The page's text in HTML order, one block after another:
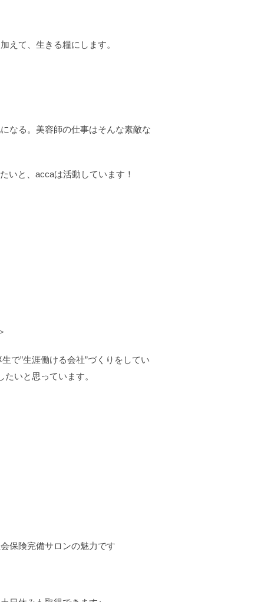
えて、生きる糧にします。
なる。美容師の仕事はそんな素敵な
いと、accaは活動しています！
で”生涯働ける会社”づくりをしてい
いと思っています。
保険完備サロンの魅力です